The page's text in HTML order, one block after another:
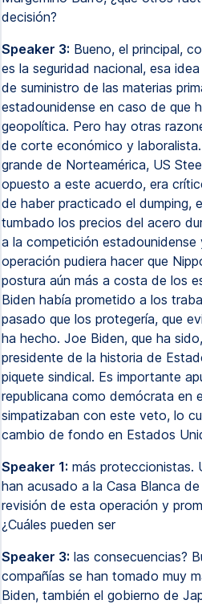
decisión?
Speaker 3: Bueno, el principal,
es la seguridad nacional, esa
de suministro de las materias
estadounidense en caso de que
geopolítica. Pero hay otras
de corte económico y
grande de Norteamérica, US
opuesto a este acuerdo, era
de haber practicado el dumping,
tumbado los precios del acero
a la competición estadounidense
operación pudiera hacer que
postura aún más a costa de los
Biden había prometido a los
pasado que los protegería, que
ha hecho. Joe Biden, que ha
presidente de la historia de
piquete sindical. Es importante
republicana como demócrata en
simpatizaban con este veto, lo
cambio de fondo en Estados
Speaker 1: más proteccionistas.
han acusado a la Casa Blanca
revisión de esta operación y
¿Cuáles pueden ser
Speaker 3: las consecuencias?
compañías se han tomado muy
Biden, también el gobierno de